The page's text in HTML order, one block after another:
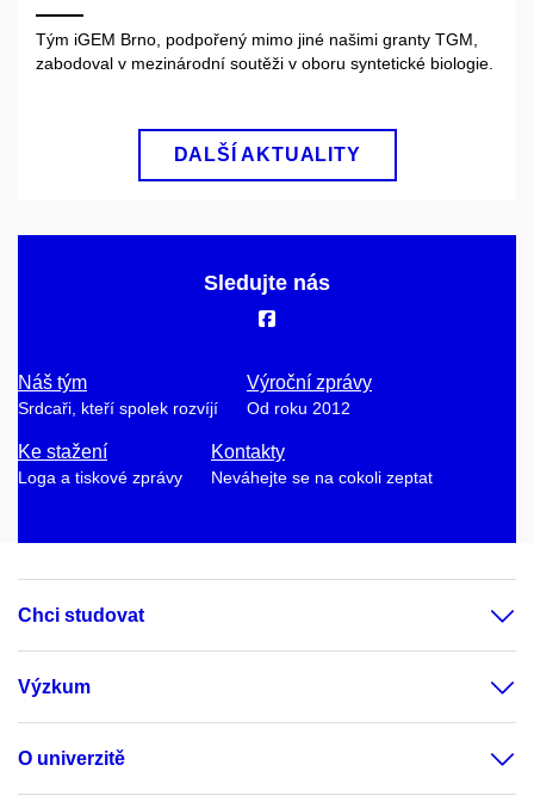
Tým iGEM Brno, podpořený mimo jiné našimi granty TGM,
zabodoval v mezinárodní soutěži v oboru syntetické biologie.
DALŠÍ AKTUALITY
Sledujte nás
Náš tým
Srdcaři, kteří spolek rozvíjí
Výroční zprávy
Od roku 2012
Ke stažení
Loga a tiskové zprávy
Kontakty
Neváhejte se na cokoli zeptat
Chci studovat
Výzkum
O univerzitě